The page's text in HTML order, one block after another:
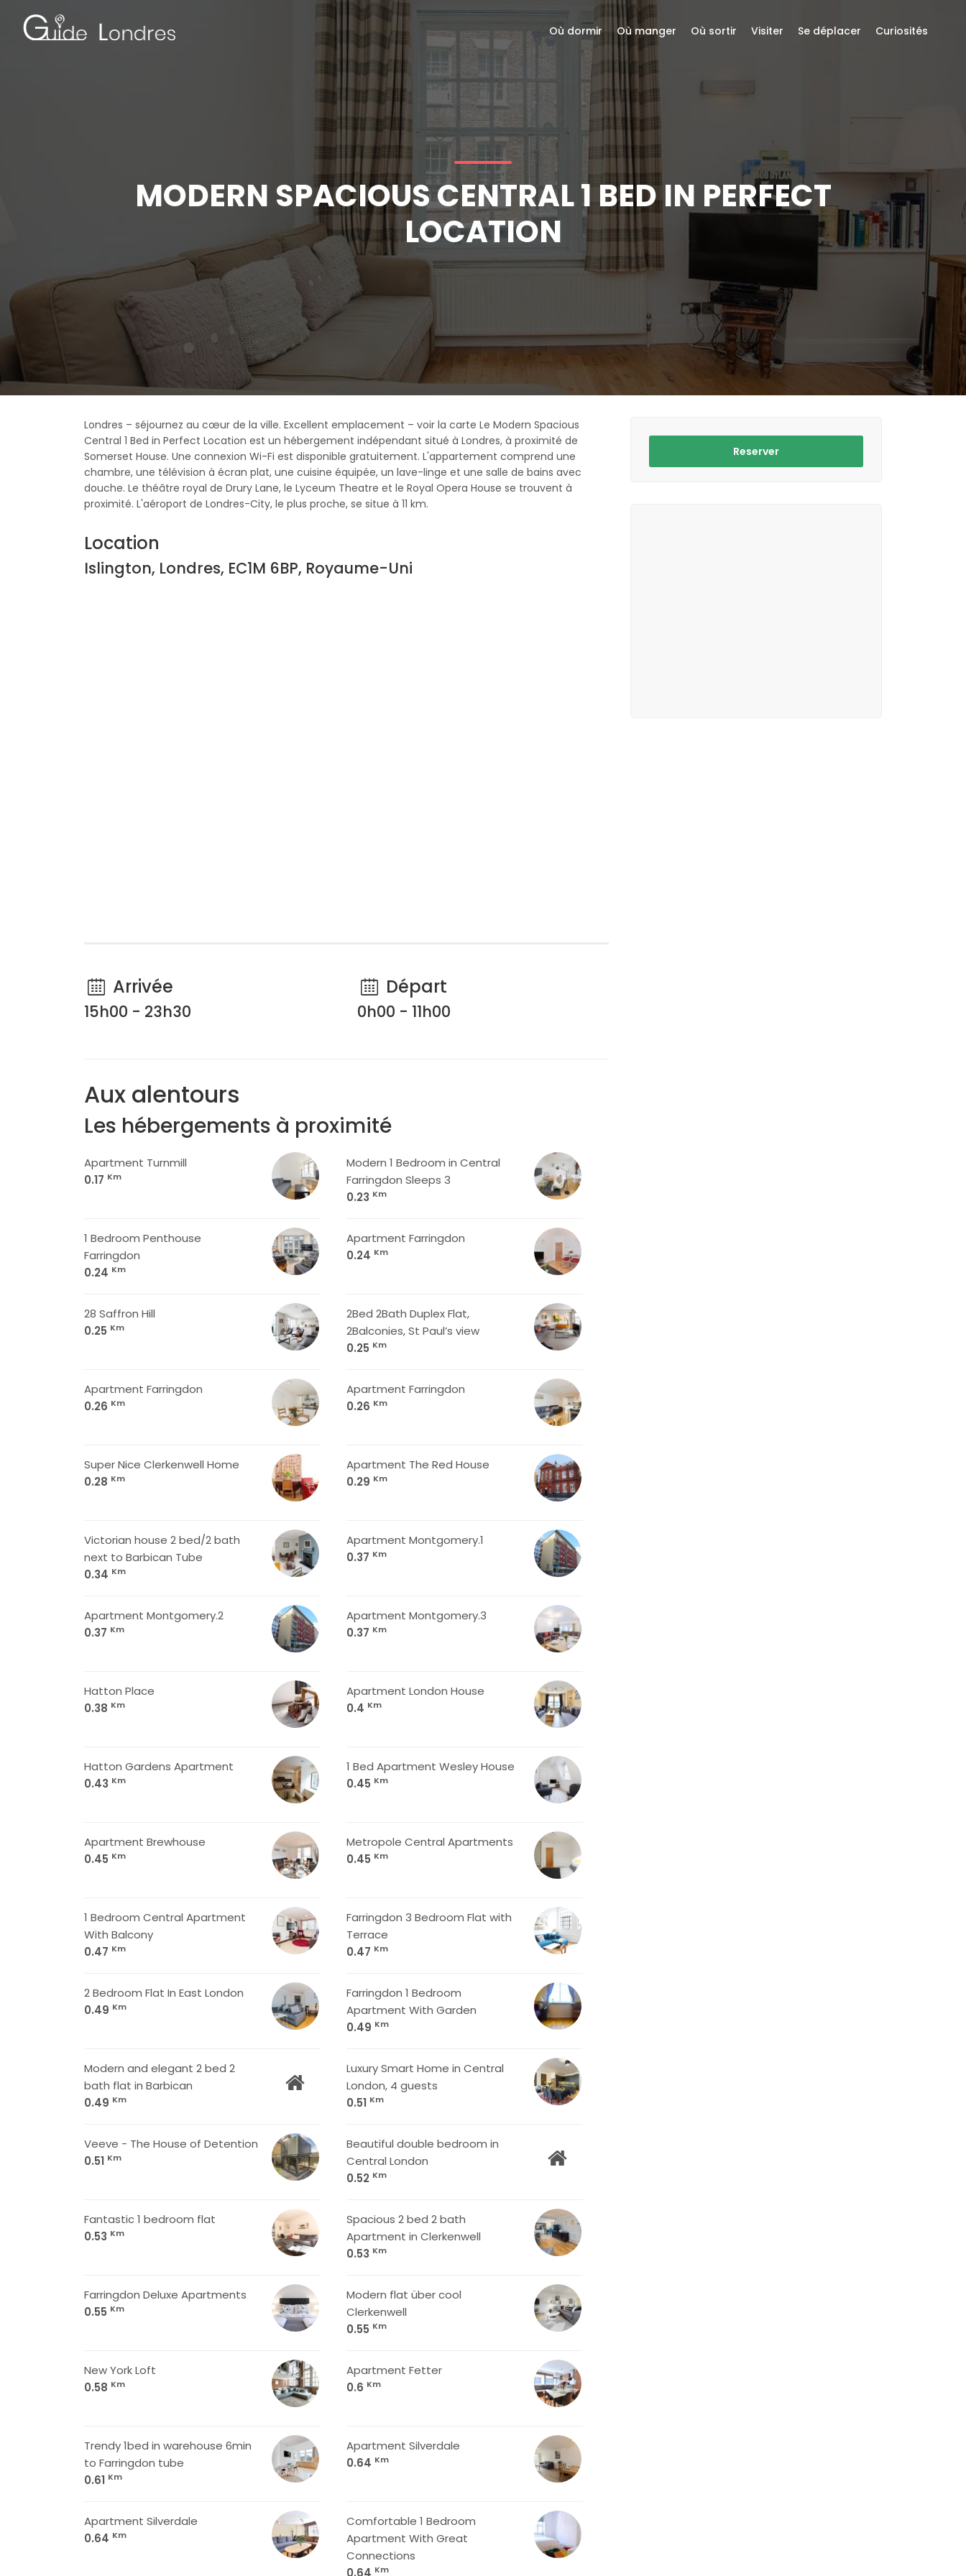
MODERN SPACIOUS CENTRAL 1 BED IN PERFECT
LOCATION
Londres – séjournez au cœur de la ville. Excellent emplacement – voir la carte Le Modern Spacious
Central 1 Bed in Perfect Location est un hébergement indépendant situé à Londres, à proximité de
Somerset House. Une connexion Wi-Fi est disponible gratuitement. L'appartement comprend une
chambre, une télévision à écran plat, une cuisine équipée, un lave-linge et une salle de bains avec
douche. Le théâtre royal de Drury Lane, le Lyceum Theatre et le Royal Opera House se trouvent à
proximité. L'aéroport de Londres-City, le plus proche, se situe à 11 km.
Location
Islington, Londres, EC1M 6BP, Royaume-Uni
Arrivée
15h00 - 23h30
Départ
0h00 - 11h00
Aux alentours
Les hébergements à proximité
Apartment Turnmill
0.17 Km
Modern 1 Bedroom in Central
Farringdon Sleeps 3
0.23 Km
1 Bedroom Penthouse
Farringdon
0.24 Km
Apartment Farringdon
0.24 Km
28 Saffron Hill
0.25 Km
2Bed 2Bath Duplex Flat,
2Balconies, St Paul’s view
0.25 Km
Apartment Farringdon
0.26 Km
Apartment Farringdon
0.26 Km
Super Nice Clerkenwell Home
0.28 Km
Apartment The Red House
0.29 Km
Victorian house 2 bed/2 bath
next to Barbican Tube
0.34 Km
Apartment Montgomery.1
0.37 Km
Apartment Montgomery.2
0.37 Km
Apartment Montgomery.3
0.37 Km
Hatton Place
0.38 Km
Apartment London House
0.4 Km
Hatton Gardens Apartment
0.43 Km
1 Bed Apartment Wesley House
0.45 Km
Apartment Brewhouse
0.45 Km
Metropole Central Apartments
0.45 Km
1 Bedroom Central Apartment
With Balcony
0.47 Km
Farringdon 3 Bedroom Flat with
Terrace
0.47 Km
2 Bedroom Flat In East London
0.49 Km
Farringdon 1 Bedroom
Apartment With Garden
0.49 Km
Modern and elegant 2 bed 2
bath flat in Barbican
0.49 Km
Luxury Smart Home in Central
London, 4 guests
0.51 Km
Veeve - The House of Detention
0.51 Km
Beautiful double bedroom in
Central London
0.52 Km
Fantastic 1 bedroom flat
0.53 Km
Spacious 2 bed 2 bath
Apartment in Clerkenwell
0.53 Km
Farringdon Deluxe Apartments
0.55 Km
Modern flat über cool
Clerkenwell
0.55 Km
New York Loft
0.58 Km
Apartment Fetter
0.6 Km
Trendy 1bed in warehouse 6min
to Farringdon tube
0.61 Km
Apartment Silverdale
0.64 Km
Apartment Silverdale
0.64 Km
Comfortable 1 Bedroom
Apartment With Great
Connections
0.64 Km
Reserver
Où dormir Où manger Où sortir Visiter Se déplacer Curiosités